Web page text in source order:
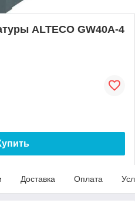
ALTECO GW40A-4
Доставка Оплата